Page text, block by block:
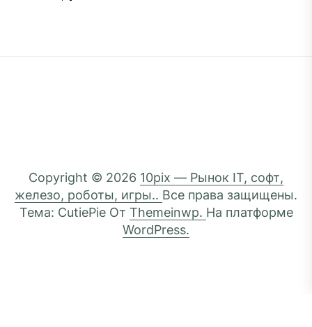
Copyright © 2026 10pix — Рынок IT, софт,
железо, роботы, игры.. Все права защищены.
Тема: CutiePie От Themeinwp. На платформе
WordPress.